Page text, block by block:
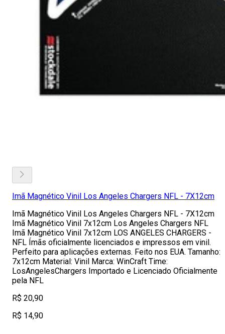
Imã Magnético Vinil Los Angeles Chargers NFL - 7X12cm
Imã Magnético Vinil Los Angeles Chargers NFL - 7X12cm
Imã Magnético Vinil 7x12cm Los Angeles Chargers NFL
Imã Magnético Vinil 7x12cm LOS ANGELES CHARGERS -
NFL Ímãs oficialmente licenciados e impressos em vinil.
Perfeito para aplicações externas. Feito nos EUA. Tamanho:
7x12cm Material: Vinil Marca: WinCraft Time:
LosAngelesChargers Importado e Licenciado Oficialmente
pela NFL
R$ 20,90
R$ 14,90